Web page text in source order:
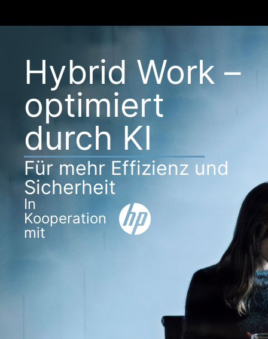
Hybrid Work –
optimiert
durch KI
Für mehr Effizienz und
Sicherheit
In
Kooperation
mit